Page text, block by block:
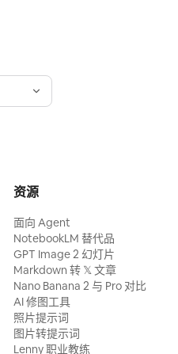
资源
面向 Agent
NotebookLM 替代品
GPT Image 2 幻灯片
Markdown 转 𝕏 文章
Nano Banana 2 与 Pro 对比
AI 修图工具
照片提示词
图片转提示词
Lenny 职业教练